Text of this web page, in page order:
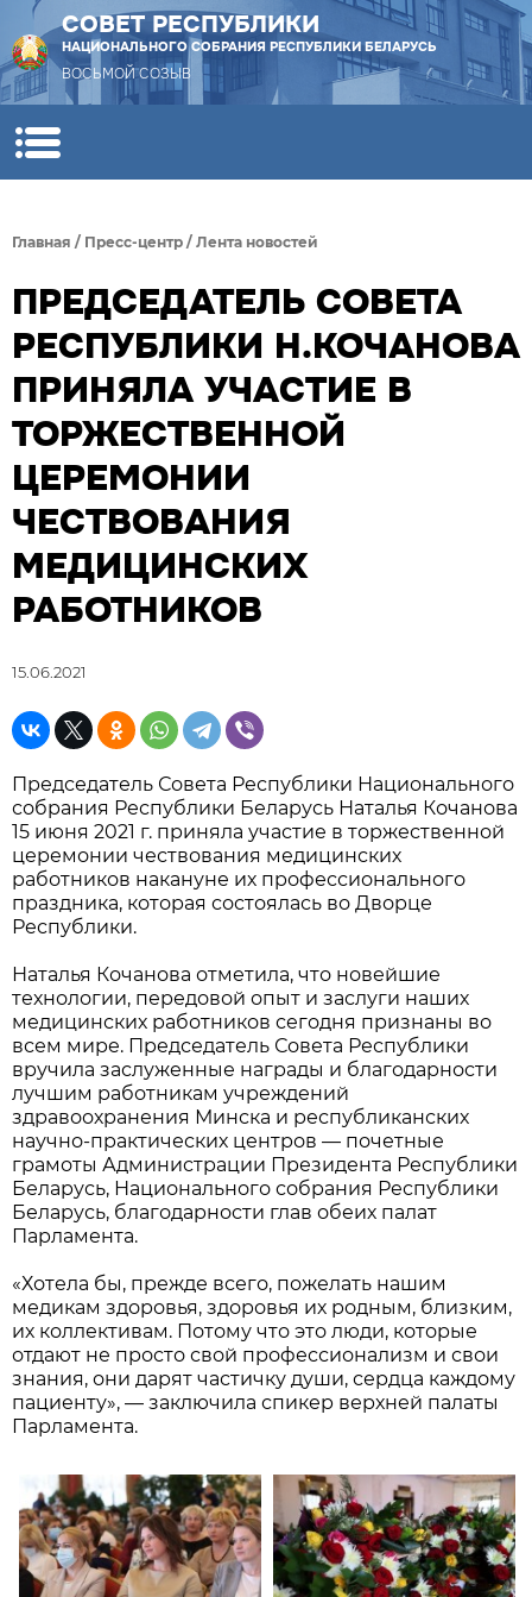
СОВЕТ РЕСПУБЛИКИ
НАЦИОНАЛЬНОГО СОБРАНИЯ РЕСПУБЛИКИ БЕЛАРУСЬ
ВОСЬМОЙ СОЗЫВ
Главная / Пресс-центр / Лента новостей
ПРЕДСЕДАТЕЛЬ СОВЕТА
РЕСПУБЛИКИ Н.КОЧАНОВА
ПРИНЯЛА УЧАСТИЕ В
ТОРЖЕСТВЕННОЙ
ЦЕРЕМОНИИ
ЧЕСТВОВАНИЯ
МЕДИЦИНСКИХ
РАБОТНИКОВ
15.06.2021
Председатель Совета Республики Национального
собрания Республики Беларусь Наталья Кочанова
15 июня 2021 г. приняла участие в торжественной
церемонии чествования медицинских
работников накануне их профессионального
праздника, которая состоялась во Дворце
Республики.
Наталья Кочанова отметила, что новейшие
технологии, передовой опыт и заслуги наших
медицинских работников сегодня признаны во
всем мире. Председатель Совета Республики
вручила заслуженные награды и благодарности
лучшим работникам учреждений
здравоохранения Минска и республиканских
научно-практических центров — почетные
грамоты Администрации Президента Республики
Беларусь, Национального собрания Республики
Беларусь, благодарности глав обеих палат
Парламента.
«Хотела бы, прежде всего, пожелать нашим
медикам здоровья, здоровья их родным, близким,
их коллективам. Потому что это люди, которые
отдают не просто свой профессионализм и свои
знания, они дарят частичку души, сердца каждому
пациенту», — заключила спикер верхней палаты
Парламента.